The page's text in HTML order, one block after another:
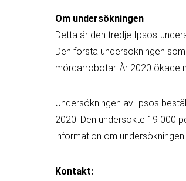
Om undersökningen
Detta är den tredje Ipsos-
Den första undersökningen
mördarrobotar. År 2020 ökade
Undersökningen av Ipsos
2020. Den undersökte 19 000
information om undersökningen
Kontakt: